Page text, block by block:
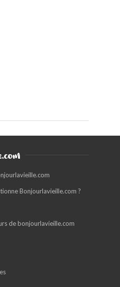
Bonjourlavieille.com ?
de bonjourlavieille.com